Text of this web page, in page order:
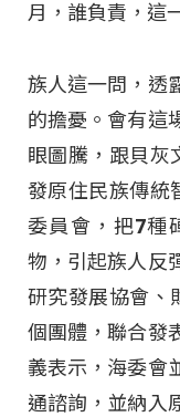
月，誰負責，這
族人這一問，透
的擔憂。會有這
眼圖騰，跟貝灰
發原住民族傳統
委員會，把7種
物，引起族人反
研究發展協會、
個團體，聯合發
義表示，海委會
通諮詢，並納入